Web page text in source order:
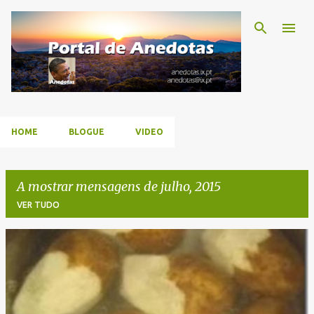
Avançar para o conteúdo principal
HOME BLOGUE VIDEO
A mostrar mensagens de julho, 2015
VER TUDO
n